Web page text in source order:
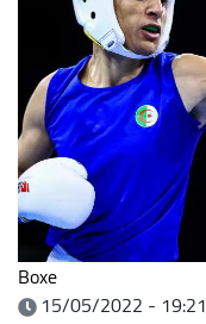
Boxe
15/05/2022 - 19:21